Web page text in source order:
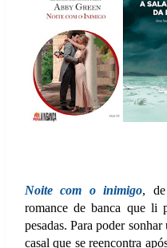
Noite com o inimigo,
romance de banca que li
pesadas. Para poder
casal que se reencontra